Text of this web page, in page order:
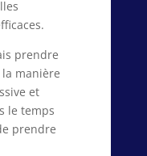
prendre
manière
et
le temps
prendre